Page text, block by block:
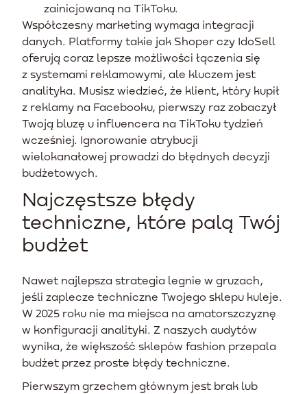
zainicjowaną na TikToku.
Współczesny marketing wymaga integracji
danych. Platformy takie jak Shoper czy IdoSell
oferują coraz lepsze możliwości łączenia się
z systemami reklamowymi, ale kluczem jest
analityka. Musisz wiedzieć, że klient, który kupił
z reklamy na Facebooku, pierwszy raz zobaczył
Twoją bluzę u influencera na TikToku tydzień
wcześniej. Ignorowanie atrybucji
wielokanałowej prowadzi do błędnych decyzji
budżetowych.
Najczęstsze błędy
techniczne, które palą Twój
budżet
Nawet najlepsza strategia legnie w gruzach,
jeśli zaplecze techniczne Twojego sklepu kuleje.
W 2025 roku nie ma miejsca na amatorszczyznę
w konfiguracji analityki. Z naszych audytów
wynika, że większość sklepów fashion przepala
budżet przez proste błędy techniczne.
Pierwszym grzechem głównym jest brak lub